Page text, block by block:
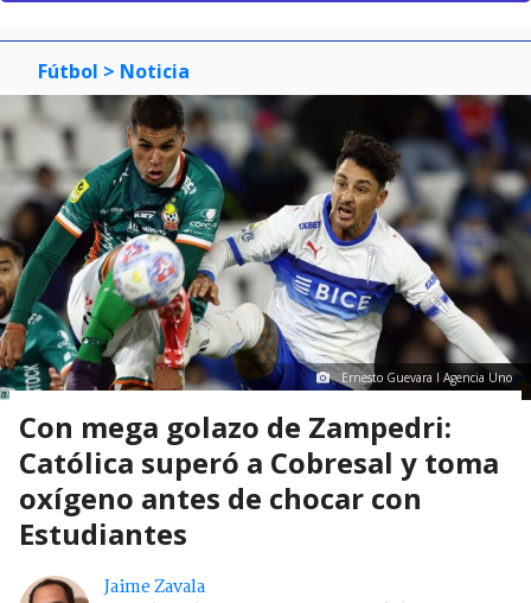
Fútbol > Noticia
Ernesto Guevara I Agencia Uno
Con mega golazo de Zampedri:
Católica superó a Cobresal y toma
oxígeno antes de chocar con
Estudiantes
Jaime Zavala